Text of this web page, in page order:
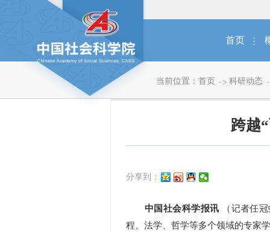
首页
当前位置： 首页 科研动态
跨越
分享到：
中国社会科学报讯 （记者任
程、法学、哲学等多个领域的专家